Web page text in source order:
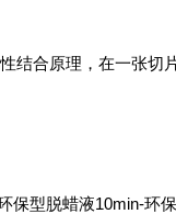
结合原理，在一张
保型脱蜡液10min-环